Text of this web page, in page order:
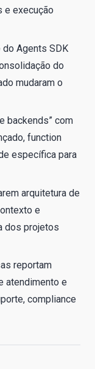
e execução
Agents SDK
do
mudaram o
backends” com
function
específica para
arquitetura de
e
dos projetos
reportam
atendimento e
compliance